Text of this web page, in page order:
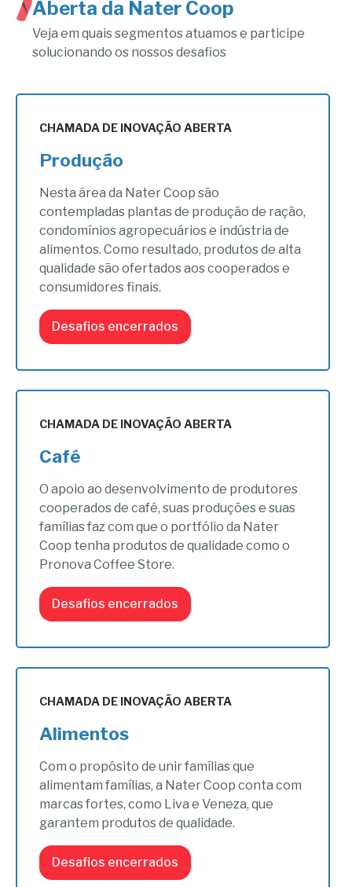
Aberta da Nater Coop
Veja em quais segmentos atuamos e participe
solucionando os nossos desafios
CHAMADA DE INOVAÇÃO ABERTA
Produção
Nesta área da Nater Coop são
contempladas plantas de produção de ração,
condomínios agropecuários e indústria de
alimentos. Como resultado, produtos de alta
qualidade são ofertados aos cooperados e
consumidores finais.
Desafios encerrados
CHAMADA DE INOVAÇÃO ABERTA
Café
O apoio ao desenvolvimento de produtores
cooperados de café, suas produções e suas
famílias faz com que o portfólio da Nater
Coop tenha produtos de qualidade como o
Pronova Coffee Store.
Desafios encerrados
CHAMADA DE INOVAÇÃO ABERTA
Alimentos
Com o propósito de unir famílias que
alimentam famílias, a Nater Coop conta com
marcas fortes, como Liva e Veneza, que
garantem produtos de qualidade.
Desafios encerrados